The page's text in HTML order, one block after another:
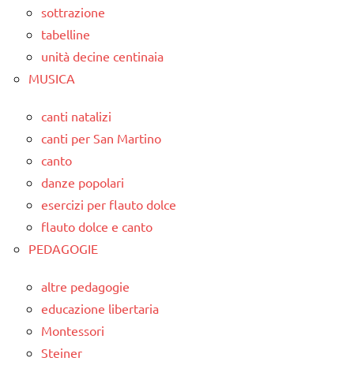
sottrazione
tabelline
unità decine centinaia
MUSICA
canti natalizi
canti per San Martino
canto
danze popolari
esercizi per flauto dolce
flauto dolce e canto
PEDAGOGIE
altre pedagogie
educazione libertaria
Montessori
Steiner